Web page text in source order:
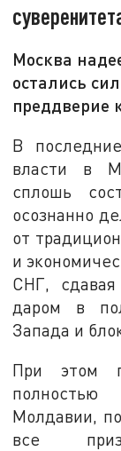
Москва
остались
преддверие
В
власти в
сплошь
осознанно
от
и
СНГ, сдавая
даром в
Запада и
При этом
полностью
Молдавии,
все